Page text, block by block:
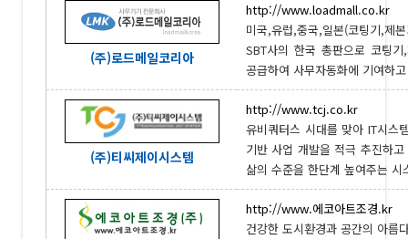
(주)로드메일코리아
http://www.loadmall.co.kr
미국,유럽,중국,일본(코팅기,제
SBT사의 한국 총판으로 코팅
공급하여 사무자동화에 기여하
(주)티씨제이시스템
http://www.tcj.co.kr
유비쿼터스 시대를 맞아 IT시스
기반 사업 개발을 적극 추진하
삶의 수준을 한단계 높여주는
http://www.에코아트조경.kr
건강한 도시환경과 공간의 아름